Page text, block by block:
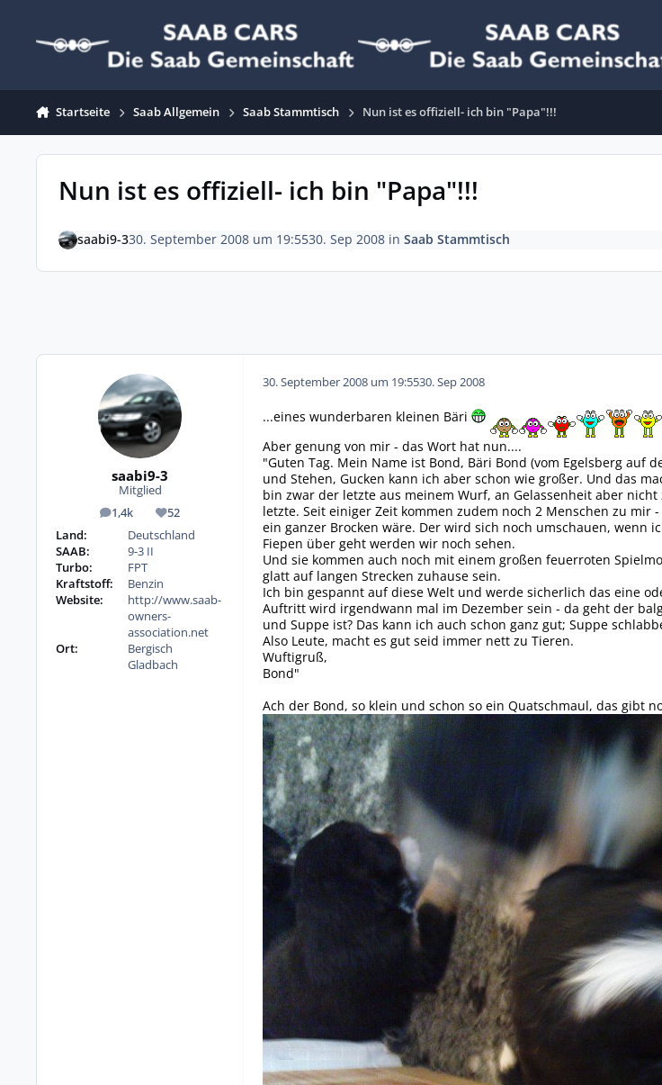
Startseite Saab Allgemein Saab Stammtisch Nun ist es offiziell- ich bin "Papa"!!!
Nun ist es offiziell- ich bin "Papa"!!!
saabi9-330. September 2008 um 19:5530. Sep 2008in Saab Stammtisch
saabi9-3
Mitglied
1,4k
Beiträge 52
Reputation
Land:
Deutschland
SAAB:
9-3 II
Turbo:
FPT
Kraftstoff:
Benzin
Website:
http://www.saab-
owners-
association.net
Ort:
Bergisch
Gladbach
30. September 2008 um 19:5530. Sep 2008
...eines wunderbaren kleinen Bäri
Aber genung von mir - das Wort hat nun....
"Guten Tag. Mein Name ist Bond, Bäri Bond (vom Egelsberg auf
und Stehen, Gucken kann ich aber schon wie großer. Und das
bin zwar der letzte aus meinem Wurf, an Gelassenheit aber
letzte. Seit einiger Zeit kommen zudem noch 2 Menschen zu
ein ganzer Brocken wäre. Der wird sich noch umschauen, wenn
Fiepen über geht werden wir noch sehen.
Und sie kommen auch noch mit einem großen feuerroten
glatt auf langen Strecken zuhause sein.
Ich bin gespannt auf diese Welt und werde sicherlich das eine
Auftritt wird irgendwann mal im Dezember sein - da geht der
und Suppe ist? Das kann ich auch schon ganz gut; Suppe
Also Leute, macht es gut seid immer nett zu Tieren.
Wuftigruß,
Bond"
Ach der Bond, so klein und schon so ein Quatschmaul, das gibt